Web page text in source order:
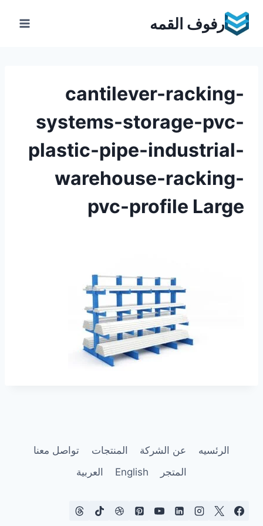
content
رفوف القمه
cantilever-racking-
systems-storage-pvc-
plastic-pipe-industrial-
warehouse-racking-
pvc-profile Large
الرئسيه عن الشركة المنتجات
تواصل معنا
المتجر
English العربية